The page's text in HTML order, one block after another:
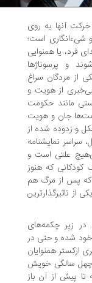
به روی
است؛
همنوایی
سراغ
از هویت و
حکومت
و هویت
شده از
نمایشنامه
است و
که هنوز
از مرگ هم
چکمه‌های
و حتی در
همنوایان
خویش
از آن باز